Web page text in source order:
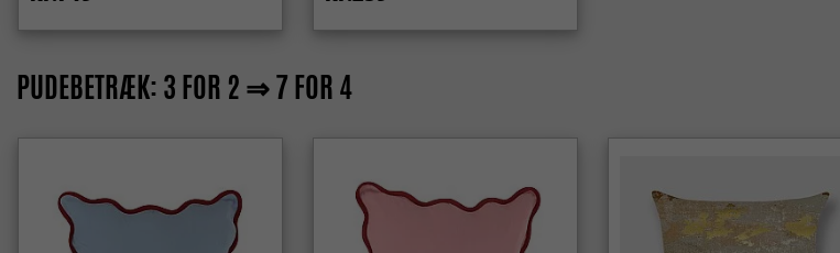
PUDEBETRÆK: 3 FOR 2 ⇒ 7 FOR 4